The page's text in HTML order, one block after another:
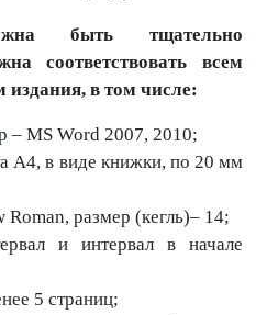
быть тщательно
соответствовать всем
издания, в том числе:
– MS Word 2007, 2010;
А4, в виде книжки, по 20 мм
размер (кегль)– 14;
и интервал в начале
5 страниц;